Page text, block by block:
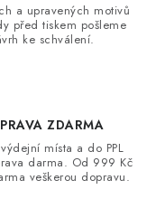
a upravených motivů
před tiskem pošleme
ke schválení.
ZDARMA
výdejní místa a do PPL
darma. Od 999 Kč
veškerou dopravu.